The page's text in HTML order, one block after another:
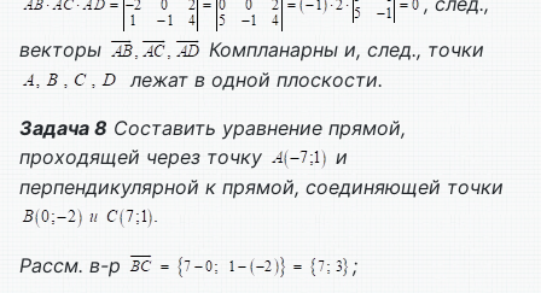
векторы
Компланарны и, след., точки
лежат в одной плоскости.
Задача 8 Составить уравнение прямой,
проходящей через точку
и
перпендикулярной к прямой, соединяющей точки
Рассм. в-р ;